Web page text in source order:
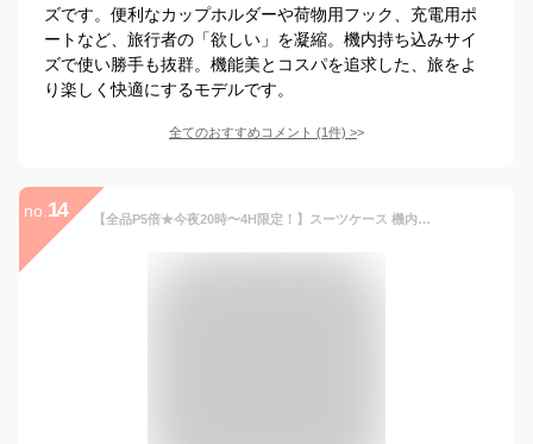
ズです。便利なカップホルダーや荷物用フック、充電用ポ
ートなど、旅行者の「欲しい」を凝縮。機内持ち込みサイ
ズで使い勝手も抜群。機能美とコスパを追求した、旅をよ
り楽しく快適にするモデルです。
全てのおすすめコメント (1件) >
no. 14 【全品P5倍★今夜20時〜4H限定！】スーツケース 機内持ち込み 軽量 キャリーバッグ Sサイズ Mサイズ Lサイズ USBポート ドリンクホルダー ダブルキャスター スムーズ 静音 静か かわいい おしゃれ 中学生 おすすめ 頑丈 人気 女性 海外 修学旅行 TANOBI【18ヶ月品質保証】